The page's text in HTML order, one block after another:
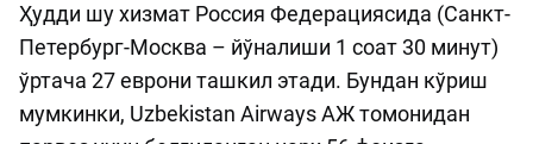
Ҳудди шу хизмат Россия Федерациясида (Санкт-
Петербург-Москва – йўналиши 1 соат 30 минут)
ўртача 27 еврони ташкил этади. Бундан кўриш
мумкинки, Uzbekistan Airways АЖ томонидан